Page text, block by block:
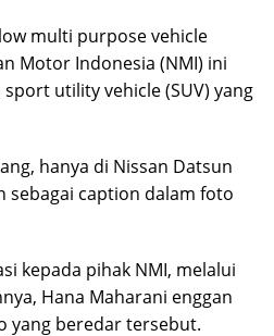
multi purpose vehicle
Motor Indonesia (NMI) ini
utility vehicle (SUV) yang
hanya di Nissan Datsun
sebagai caption dalam foto
kepada pihak NMI, melalui
Hana Maharani enggan
yang beredar tersebut.